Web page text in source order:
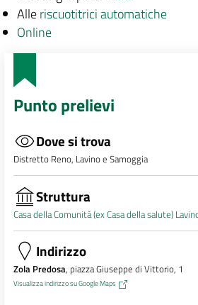
Alleriscuotitrici automatiche
Online
Punto prelievi
Dove si trova
Distretto Reno, Lavino e Samoggia
Struttura
Casa della Comunità (ex Casa della salute)
Indirizzo
Zola Predosa, piazza Giuseppe di Vittorio, 1
Visualizza indirizzo su Google Maps